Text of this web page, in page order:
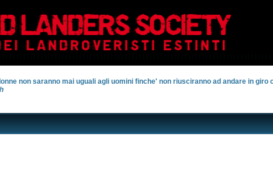
non saranno mai uguali agli uomini finche' non riusciranno ad andare in